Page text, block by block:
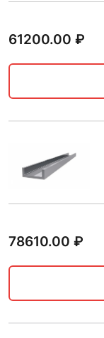
61200.00 ₽
78610.00 ₽